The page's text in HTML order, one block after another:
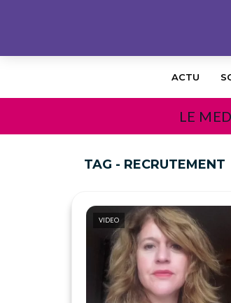
ACTU
LE
TAG - RECRUTEMENT
VIDEO